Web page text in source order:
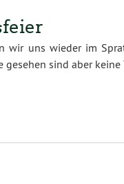
wir uns wieder im
sind aber